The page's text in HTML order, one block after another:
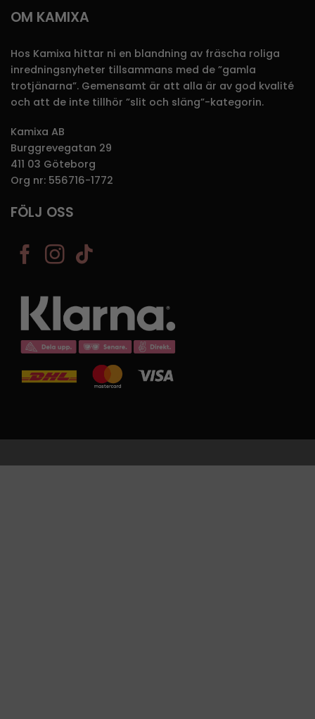
OM KAMIXA
Hos Kamixa hittar ni en blandning av fräscha roliga
inredningsnyheter tillsammans med de ”gamla
trotjänarna”. Gemensamt är att alla är av god kvalité
och att de inte tillhör ”slit och släng”-kategorin.
Kamixa AB
Burggrevegatan 29
411 03 Göteborg
Org nr: 556716-1772
FÖLJ OSS